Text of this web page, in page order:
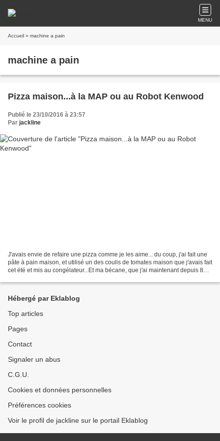
MENU
Accueil » machine a pain
machine a pain
Pizza maison...à la MAP ou au Robot Kenwood
Publié le 23/10/2016 à 23:57
Par jackline
J'avais envie de refaire une pizza comme je les aime... du coup, j'ai fait une
pâte à pain maison, et utilisé un des coulis de tomates maison que j'avais fait
cet été et mis au congélateur...Et ma bécane, que j'ai maintenant depuis 8
Hébergé par Eklablog
Top articles
Pages
Contact
Signaler un abus
C.G.U.
Cookies et données personnelles
Préférences cookies
Voir le profil de jackline sur le portail Eklablog